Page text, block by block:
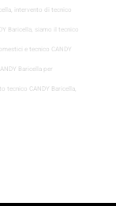
intervento di tecnico
Baricella, siamo il tecnico
e tecnico CANDY
Baricella per
tecnico CANDY Baricella,